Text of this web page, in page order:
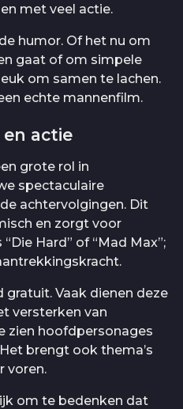
met veel actie.
humor. Of het nu om
gaat of om simpele
om samen te lachen.
echte mannenfilm.
en actie
grote rol in
spectaculaire
achtervolgingen. Dit
en zorgt voor
Hard” of “Mad Max”;
gratuit. Vaak dienen deze
versterken van
zien hoofdpersonages
brengt ook thema’s
voren.
om te bedenken dat